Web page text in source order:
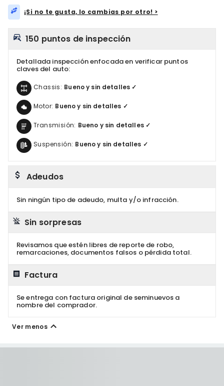
¡Si no te gusta, lo cambias por otro! >
150 puntos de inspección
Detallada inspección enfocada en verificar puntos
claves del auto:
Chassis: Bueno y sin detalles ✓
Motor: Bueno y sin detalles ✓
Transmisión: Bueno y sin detalles ✓
Suspensión: Bueno y sin detalles ✓
Adeudos
Sin ningún tipo de adeudo, multa y/o infracción.
Sin sorpresas
Revisamos que estén libres de reporte de robo,
remarcaciones, documentos falsos o pérdida total.
Factura
Se entrega con factura original de seminuevos a
nombre del comprador.
Ver menos